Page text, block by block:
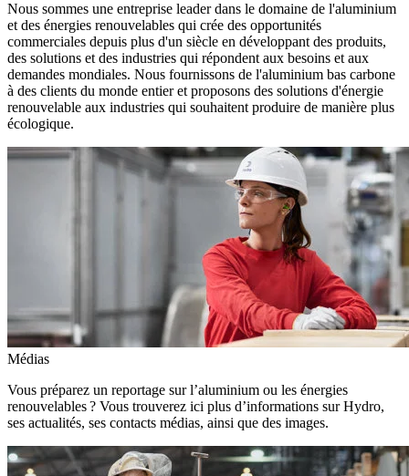
Nous sommes une entreprise leader dans le domaine de l'aluminium
et des énergies renouvelables qui crée des opportunités
commerciales depuis plus d'un siècle en développant des produits,
des solutions et des industries qui répondent aux besoins et aux
demandes mondiales. Nous fournissons de l'aluminium bas carbone
à des clients du monde entier et proposons des solutions d'énergie
renouvelable aux industries qui souhaitent produire de manière plus
écologique.
Médias
Vous préparez un reportage sur l’aluminium ou les énergies
renouvelables ? Vous trouverez ici plus d’informations sur Hydro,
ses actualités, ses contacts médias, ainsi que des images.